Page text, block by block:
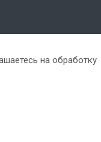
на обработку